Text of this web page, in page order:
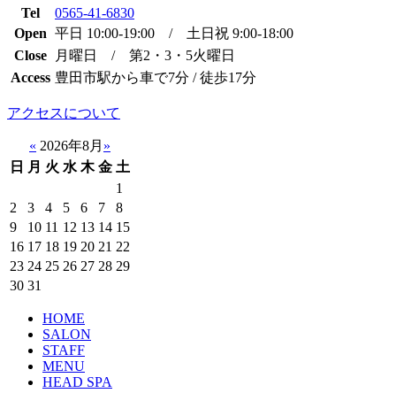
Tel
0565-41-6830
Open 平日 10:00-19:00 / 土日祝 9:00-18:00
Close
月曜日 / 第2・3・5火曜日
Access 豊田市駅から車で7分 / 徒歩17分
アクセスについて
« 2026年8月 »
日
月 火 水 木 金 土
1
2
3 4 5 6 7
8
9
10 11 12 13 14 15
16 17 18 19 20 21 22
23 24 25 26 27 28 29
30 31
HOME
SALON
STAFF
MENU
HEAD SPA